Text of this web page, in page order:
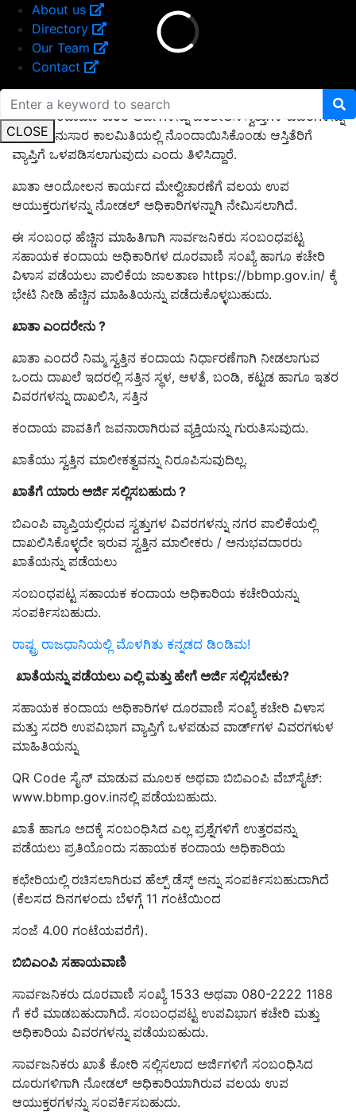
About us
Directory
Our Team
Contact
CLOSE
ಖಾತೆ ನೊಂದಾವಣೆ ಕುರಿತ ಅರ್ಜಿಗಳನ್ನು ಪರಿಶೀಲಿಸಿ ಸ್ವತ್ತುಗಳ ವಿವರಗಳನ್ನು
ನಿಯಮಾನುಸಾರ ಕಾಲಮಿತಿಯಲ್ಲಿ ನೊಂದಾಯಿಸಿಕೊಂಡು ಆಸ್ತಿತೆರಿಗೆ
ವ್ಯಾಪ್ತಿಗೆ ಒಳಪಡಿಸಲಾಗುವುದು ಎಂದು ತಿಳಿಸಿದ್ದಾರೆ.
ಖಾತಾ ಆಂದೋಲನ ಕಾರ್ಯದ ಮೇಲ್ವಿಚಾರಣೆಗೆ ವಲಯ ಉಪ
ಆಯುಕ್ತರುಗಳನ್ನು ನೋಡಲ್ ಅಧಿಕಾರಿಗಳನ್ನಾಗಿ ನೇಮಿಸಲಾಗಿದೆ.
ಈ ಸಂಬಂಧ ಹೆಚ್ಚಿನ ಮಾಹಿತಿಗಾಗಿ ಸಾರ್ವಜನಿಕರು ಸಂಬಂಧಪಟ್ಟ
ಸಹಾಯಕ ಕಂದಾಯ ಅಧಿಕಾರಿಗಳ ದೂರವಾಣಿ ಸಂಖ್ಯೆ ಹಾಗೂ ಕಚೇರಿ
ವಿಳಾಸ ಪಡೆಯಲು ಪಾಲಿಕೆಯ ಜಾಲತಾಣ https://bbmp.gov.in/ ಕ್ಕೆ
ಭೇಟಿ ನೀಡಿ ಹೆಚ್ಚಿನ ಮಾಹಿತಿಯನ್ನು ಪಡೆದುಕೊಳ್ಳಬುಹುದು.
ಖಾತಾ ಎಂದರೇನು ?
ಖಾತಾ ಎಂದರೆ ನಿಮ್ಮ ಸ್ವತ್ತಿನ ಕಂದಾಯ ನಿರ್ಧಾರಣೆಗಾಗಿ ನೀಡಲಾಗುವ
ಒಂದು ದಾಖಲೆ ಇದರಲ್ಲಿ ಸತ್ತಿನ ಸ್ಥಳ, ಆಳತೆ, ಬಂಡಿ, ಕಟ್ಟಡ ಹಾಗೂ ಇತರ
ವಿವರಗಳನ್ನು ದಾಖಲಿಸಿ, ಸತ್ತಿನ
ಕಂದಾಯ ಪಾವತಿಗೆ ಜವನಾರಾಗಿರುವ ವ್ಯಕ್ತಿಯನ್ನು ಗುರುತಿಸುವುದು.
ಖಾತೆಯು ಸ್ವತ್ತಿನ ಮಾಲೀಕತ್ವವನ್ನು ನಿರೂಪಿಸುವುದಿಲ್ಲ.
ಖಾತೆಗೆ ಯಾರು ಅರ್ಜಿ ಸಲ್ಲಿಸಬಹುದು ?
ಬಿಎಂಪಿ ವ್ಯಾಪ್ತಿಯಲ್ಲಿರುವ ಸ್ವತ್ತುಗಳ ವಿವರಗಳನ್ನು ನಗರ ಪಾಲಿಕೆಯಲ್ಲಿ
ದಾಖಲಿಸಿಕೊಳ್ಳದೇ ಇರುವ ಸ್ವತ್ತಿನ ಮಾಲೀಕರು / ಅನುಭವದಾರರು
ಖಾತೆಯನ್ನು ಪಡೆಯಲು
ಸಂಬಂಧಪಟ್ಟ ಸಹಾಯಕ ಕಂದಾಯ ಅಧಿಕಾರಿಯ ಕಚೇರಿಯನ್ನು
ಸಂಪರ್ಕಿಸಬಹುದು.
ರಾಷ್ಟ್ರ ರಾಜಧಾನಿಯಲ್ಲಿ ಮೊಳಗಿತು ಕನ್ನಡದ ಡಿಂಡಿಮ!
ಖಾತೆಯನ್ನು ಪಡೆಯಲು ಎಲ್ಲಿ ಮತ್ತು ಹೇಗೆ ಅರ್ಜಿ ಸಲ್ಲಿಸಬೇಕು?
ಸಹಾಯಕ ಕಂದಾಯ ಅಧಿಕಾರಿಗಳ ದೂರವಾಣಿ ಸಂಖ್ಯೆ ಕಚೇರಿ ವಿಳಾಸ
ಮತ್ತು ಸದರಿ ಉಪವಿಭಾಗ ವ್ಯಾಪ್ತಿಗೆ ಒಳಪಡುವ ವಾರ್ಡ್‌ಗಳ ವಿವರಗಳುಳ
ಮಾಹಿತಿಯನ್ನು
QR Code ಸೈನ್ ಮಾಡುವ ಮೂಲಕ ಅಥವಾ ಬಿಬಿಎಂಪಿ ವೆಬ್‌ಸೈಟ್:
www.bbmp.gov.inನಲ್ಲಿ ಪಡೆಯಬಹುದು.
ಖಾತೆ ಹಾಗೂ ಅದಕ್ಕೆ ಸಂಬಂಧಿಸಿದ ಎಲ್ಲ ಪ್ರಶ್ನೆಗಳಿಗೆ ಉತ್ತರವನ್ನು
ಪಡೆಯಲು ಪ್ರತಿಯೊಂದು ಸಹಾಯಕ ಕಂದಾಯ ಅಧಿಕಾರಿಯ
ಕಛೇರಿಯಲ್ಲಿ ರಚಿಸಲಾಗಿರುವ ಹೆಲ್ಪ್ ಡೆಸ್ಕ್ ಅನ್ನು ಸಂಪರ್ಕಿಸಬಹುದಾಗಿದೆ
(ಕೆಲಸದ ದಿನಗಳಂದು ಬೆಳಗ್ಗೆ 11 ಗಂಟೆಯಿಂದ
ಸಂಜೆ 4.00 ಗಂಟೆಯವರೆಗೆ).
ಬಿಬಿಎಂಪಿ ಸಹಾಯವಾಣಿ
ಸಾರ್ವಜನಿಕರು ದೂರವಾಣಿ ಸಂಖ್ಯೆ 1533 ಅಥವಾ 080-2222 1188
ಗೆ ಕರೆ ಮಾಡಬಹುದಾಗಿದೆ. ಸಂಬಂಧಪಟ್ಟ ಉಪವಿಭಾಗ ಕಚೇರಿ ಮತ್ತು
ಅಧಿಕಾರಿಯ ವಿವರಗಳನ್ನು ಪಡೆಯಬಹುದು.
ಸಾರ್ವಜನಿಕರು ಖಾತೆ ಕೋರಿ ಸಲ್ಲಿಸಲಾದ ಅರ್ಜಿಗಳಿಗೆ ಸಂಬಂಧಿಸಿದ
ದೂರುಗಳಿಗಾಗಿ ನೋಡಲ್ ಅಧಿಕಾರಿಯಾಗಿರುವ ವಲಯ ಉಪ
ಆಯುಕ್ತರಗಳನ್ನು ಸಂಪರ್ಕಿಸಬಹುದು.